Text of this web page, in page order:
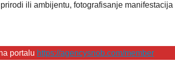
ili ambijentu, fotografisanje manifestacija
portalu https://agencysnob.com/member